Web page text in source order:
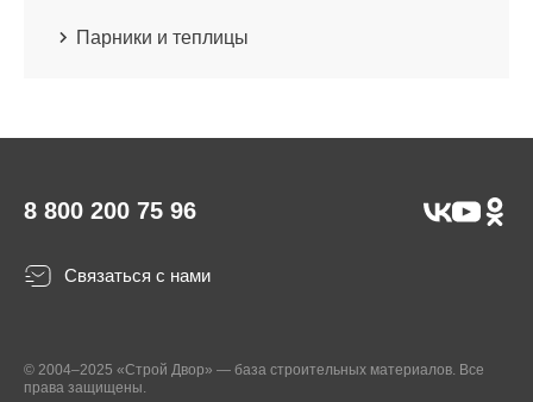
Парники и теплицы
8 800 200 75 96
Связаться с нами
© 2004–2025 «Строй Двор» — база строительных материалов. Все
права защищены.